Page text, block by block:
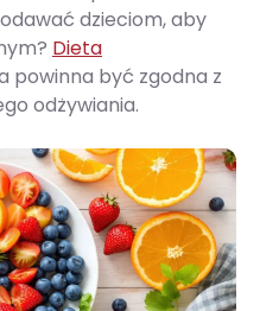
dzieciom, aby
Dieta
powinna być zgodna z
odżywiania.